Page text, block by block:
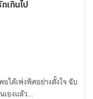
เกินไป
ได้เพ่งพิศอย่างตั้งใจ ฉับ
เองแล้ว...